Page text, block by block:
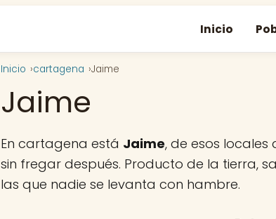
Inicio
Inicio cartagena Jaime
Jaime
En cartagena está Jaime, de esos
sin fregar después. Producto de la tierra,
las que nadie se levanta con hambre.